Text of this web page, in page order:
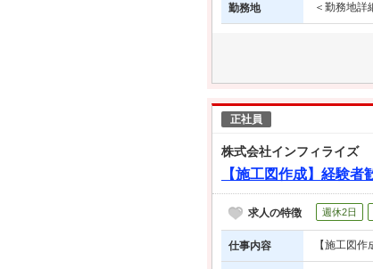
勤務地 ＜勤務地詳
正社員
株式会社インフィライズ
【施工図作成】経験
求人の特徴 週休2日
仕事内容 【施工図